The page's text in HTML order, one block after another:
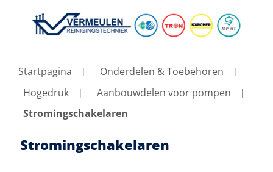
Startpagina
Onderdelen & Toebehoren
Hogedruk
Aanbouwdelen voor pompen
Stromingschakelaren
Stromingschakelaren